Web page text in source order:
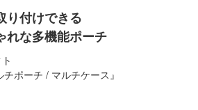
り付けできる
れな多機能ポーチ
ポーチ / マルチケース』